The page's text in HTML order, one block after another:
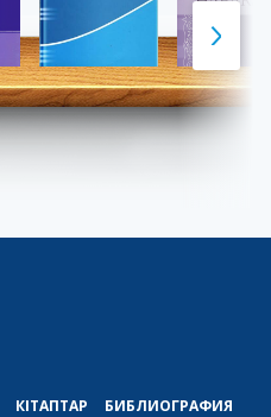
КІТАПТАР
БИБЛИОГРАФИЯ